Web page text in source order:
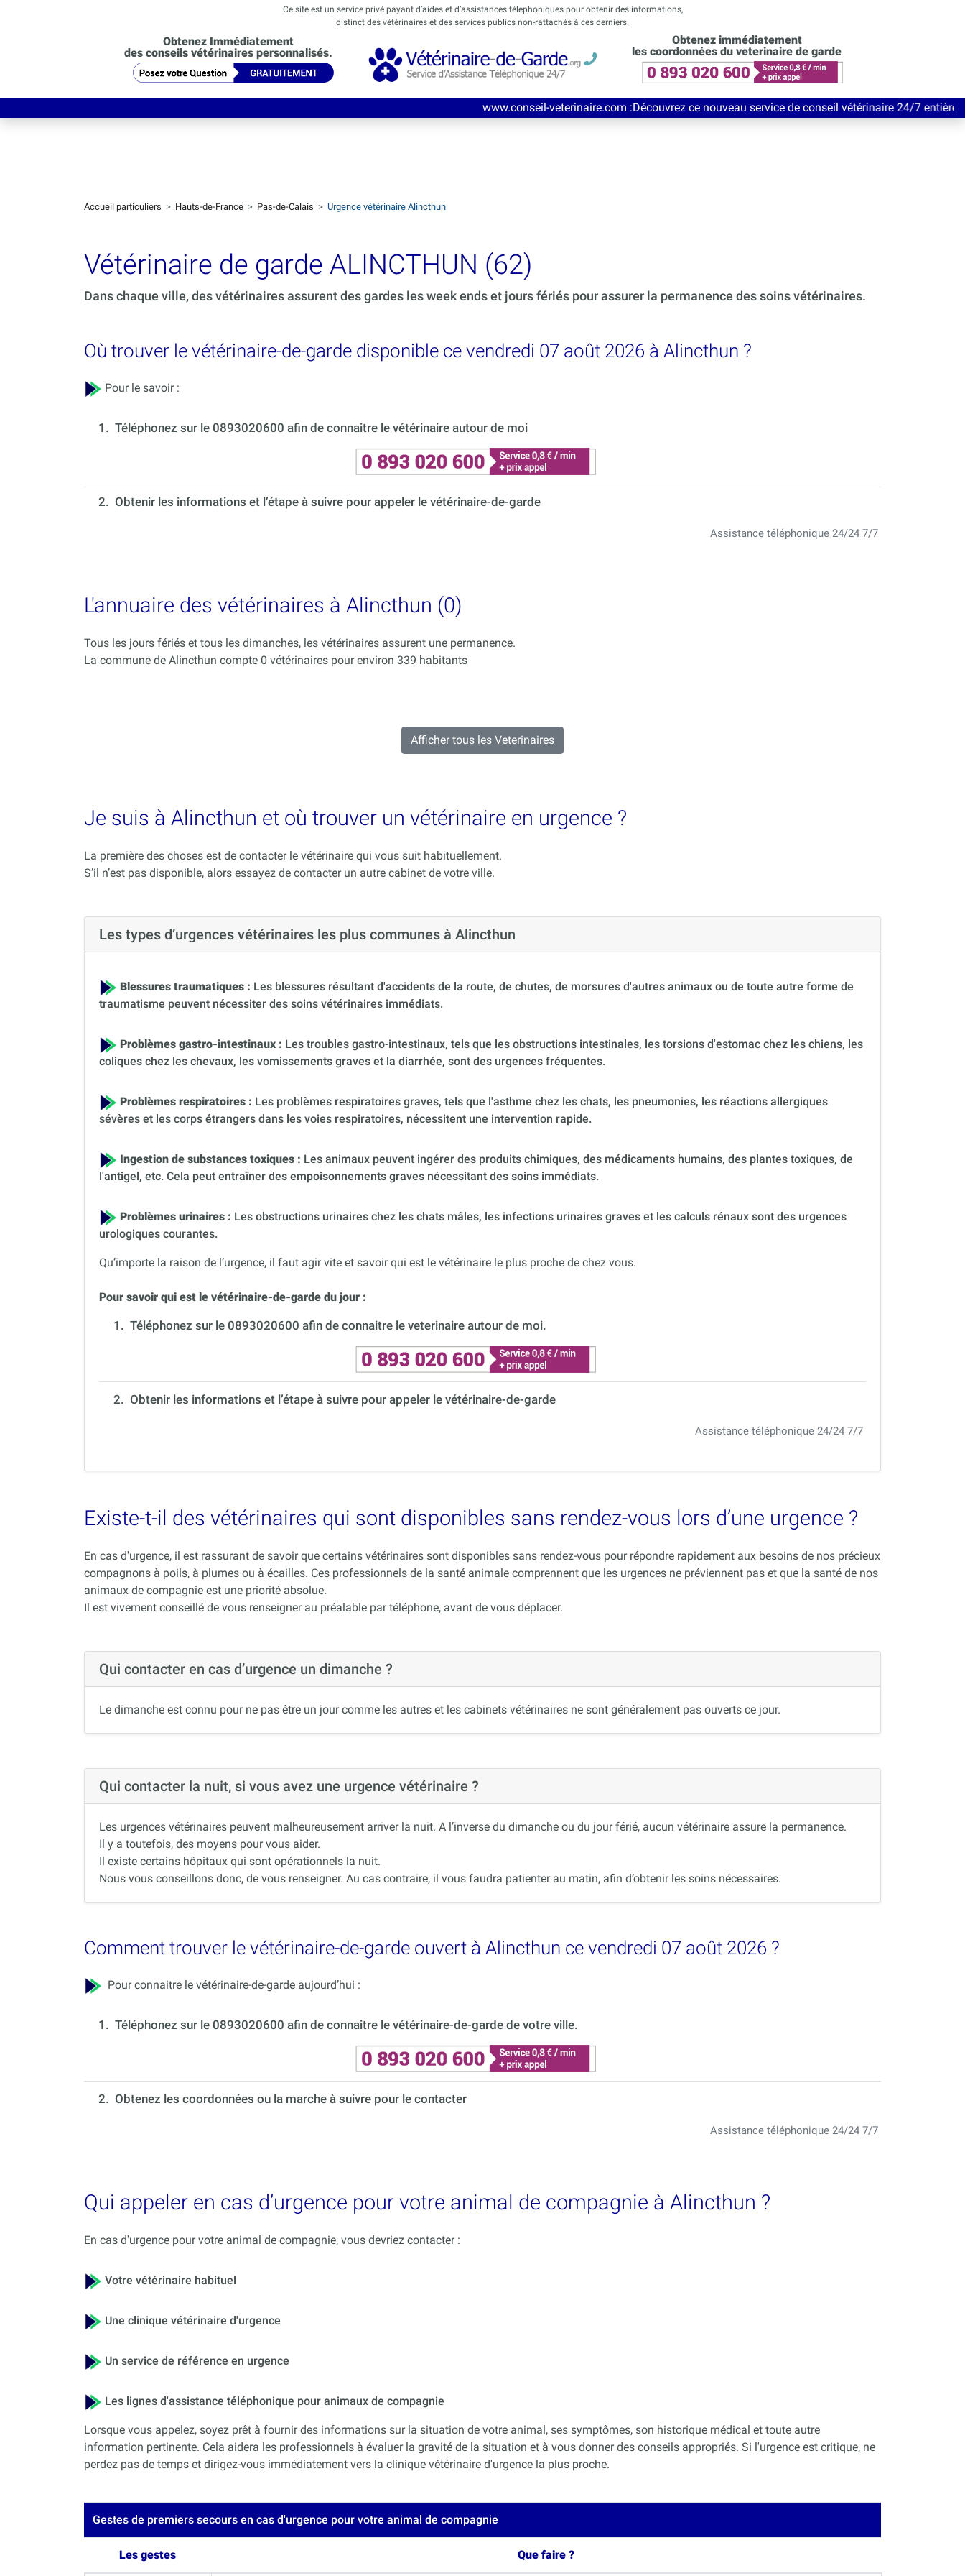
Ce site est un service privé payant d’aides et d’assistances téléphoniques pour obtenir des informations,
distinct des vétérinaires et des services publics non-rattachés à ces derniers.
Obtenez Immédiatement
des conseils vétérinaires personnalisés.
Obtenez immédiatement
les coordonnées du veterinaire de garde
www.conseil-veterinaire.com:Découvrez ce nouveau service de conseil vétérinaire 24/7 entièrement Gratuit
Accueil particuliers > Hauts-de-France > Pas-de-Calais > Urgence vétérinaire Alincthun
Vétérinaire de garde ALINCTHUN (62)
Dans chaque ville, des vétérinaires assurent des gardes les week ends et jours fériés pour assurer la permanence des soins vétérinaires.
Où trouver le vétérinaire-de-garde disponible ce vendredi 07 août 2026 à Alincthun ?
Pour le savoir :
1. Téléphonez sur le 0893020600 afin de connaitre le vétérinaire autour de moi
2. Obtenir les informations et l’étape à suivre pour appeler le vétérinaire-de-garde
Assistance téléphonique 24/24 7/7
L'annuaire des vétérinaires à Alincthun (0)
Tous les jours fériés et tous les dimanches, les vétérinaires assurent une permanence.
La commune de Alincthun compte 0 vétérinaires pour environ 339 habitants
Afficher tous les Veterinaires
Je suis à Alincthun et où trouver un vétérinaire en urgence ?
La première des choses est de contacter le vétérinaire qui vous suit habituellement.
S’il n’est pas disponible, alors essayez de contacter un autre cabinet de votre ville.
Les types d’urgences vétérinaires les plus communes à Alincthun
Blessures traumatiques : Les blessures résultant d'accidents de la route, de chutes, de morsures d'autres animaux ou de toute autre forme de
traumatisme peuvent nécessiter des soins vétérinaires immédiats.
Problèmes gastro-intestinaux : Les troubles gastro-intestinaux, tels que les obstructions intestinales, les torsions d'estomac chez les chiens, les
coliques chez les chevaux, les vomissements graves et la diarrhée, sont des urgences fréquentes.
Problèmes respiratoires : Les problèmes respiratoires graves, tels que l'asthme chez les chats, les pneumonies, les réactions allergiques
sévères et les corps étrangers dans les voies respiratoires, nécessitent une intervention rapide.
Ingestion de substances toxiques : Les animaux peuvent ingérer des produits chimiques, des médicaments humains, des plantes toxiques, de
l'antigel, etc. Cela peut entraîner des empoisonnements graves nécessitant des soins immédiats.
Problèmes urinaires : Les obstructions urinaires chez les chats mâles, les infections urinaires graves et les calculs rénaux sont des urgences
urologiques courantes.
Qu’importe la raison de l’urgence, il faut agir vite et savoir qui est le vétérinaire le plus proche de chez vous.
Pour savoir qui est le vétérinaire-de-garde du jour :
1. Téléphonez sur le 0893020600 afin de connaitre le veterinaire autour de moi.
2. Obtenir les informations et l’étape à suivre pour appeler le vétérinaire-de-garde
Assistance téléphonique 24/24 7/7
Existe-t-il des vétérinaires qui sont disponibles sans rendez-vous lors d’une urgence ?
En cas d'urgence, il est rassurant de savoir que certains vétérinaires sont disponibles sans rendez-vous pour répondre rapidement aux besoins de nos précieux
compagnons à poils, à plumes ou à écailles. Ces professionnels de la santé animale comprennent que les urgences ne préviennent pas et que la santé de nos
animaux de compagnie est une priorité absolue.
Il est vivement conseillé de vous renseigner au préalable par téléphone, avant de vous déplacer.
Qui contacter en cas d’urgence un dimanche ?
Le dimanche est connu pour ne pas être un jour comme les autres et les cabinets vétérinaires ne sont généralement pas ouverts ce jour.
Qui contacter la nuit, si vous avez une urgence vétérinaire ?
Les urgences vétérinaires peuvent malheureusement arriver la nuit. A l’inverse du dimanche ou du jour férié, aucun vétérinaire assure la permanence.
Il y a toutefois, des moyens pour vous aider.
Il existe certains hôpitaux qui sont opérationnels la nuit.
Nous vous conseillons donc, de vous renseigner. Au cas contraire, il vous faudra patienter au matin, afin d’obtenir les soins nécessaires.
Comment trouver le vétérinaire-de-garde ouvert à Alincthun ce vendredi 07 août 2026 ?
Pour connaitre le vétérinaire-de-garde aujourd’hui :
1. Téléphonez sur le 0893020600 afin de connaitre le vétérinaire-de-garde de votre ville.
2. Obtenez les coordonnées ou la marche à suivre pour le contacter
Assistance téléphonique 24/24 7/7
Qui appeler en cas d’urgence pour votre animal de compagnie à Alincthun ?
En cas d'urgence pour votre animal de compagnie, vous devriez contacter :
Votre vétérinaire habituel
Une clinique vétérinaire d'urgence
Un service de référence en urgence
Les lignes d'assistance téléphonique pour animaux de compagnie
Lorsque vous appelez, soyez prêt à fournir des informations sur la situation de votre animal, ses symptômes, son historique médical et toute autre
information pertinente. Cela aidera les professionnels à évaluer la gravité de la situation et à vous donner des conseils appropriés. Si l'urgence est critique, ne
perdez pas de temps et dirigez-vous immédiatement vers la clinique vétérinaire d'urgence la plus proche.
Gestes de premiers secours en cas d'urgence pour votre animal de compagnie
Les gestes Que faire ?